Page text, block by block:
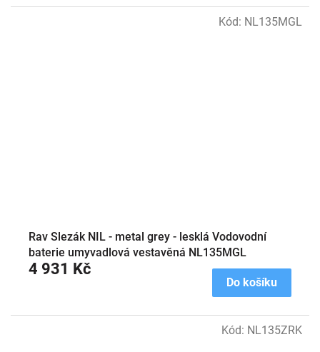
Rav Slezák NIL - metal grey - lesklá Vodovodní
baterie umyvadlová vestavěná NL135MGL
4 931 Kč
Do košíku
Kód: NL135MGL
Kód: NL135ZRK